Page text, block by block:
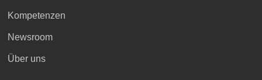
Kompetenzen
Newsroom
Über uns